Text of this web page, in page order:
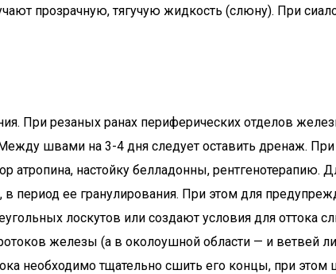
прозрачную, тягучую жидкость (слюну). При
При резаных ранах периферических отделов
швами на 3-4 дня следует оставить дренаж.
настойку белладонны, рентгенотерапию.
период ее гранулирования. При этом для
лоскутов или создают условия для оттока
железы (а в околоушной области — и ветвей
необходимо тщательно сшить его концы, при